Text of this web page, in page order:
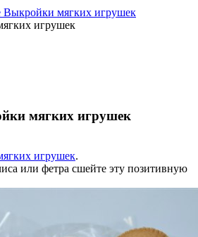
Выкройки мягких игрушек
игрушек
мягких игрушек
игрушек.
или фетра сшейте эту позитивную